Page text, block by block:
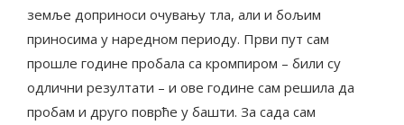
земље доприноси очувању тла, али и бољим
приносима у наредном периоду. Први пут сам
прошле године пробала са кромпиром – били су
одлични резултати – и ове године сам решила да
пробам и друго поврће у башти. За сада сам